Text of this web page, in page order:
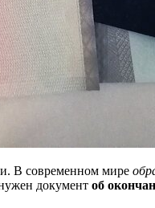
В современном мире
документ об